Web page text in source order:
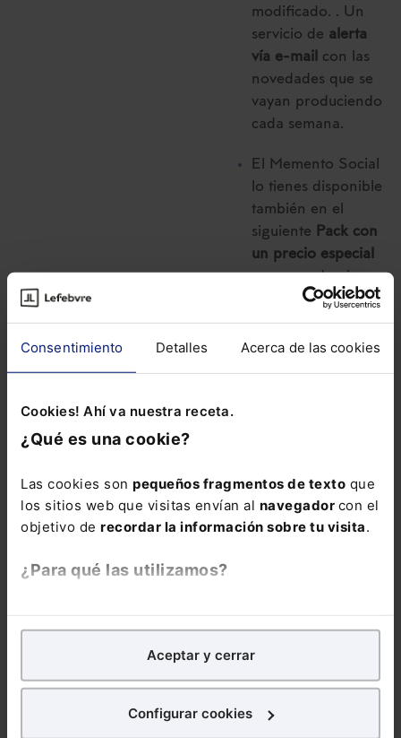
Consentimiento Detalles Acerca de las cookies
Cookies! Ahí va nuestra receta.
¿Qué es una cookie?
Las cookies son pequeños fragmentos de texto que
los sitios web que visitas envían al navegador con el
objetivo de recordar la información sobre tu visita.
¿Para qué las utilizamos?
analíticospara tratar demejorar tu experienciaen
nuestra página web. También con fines publicitarios,
para poder mostrarte publicidad y contenidos de tu
Aceptar y cerrar
Configurar cookies
modificado. . Un
servicio de alerta
vía e-mail con las
novedades que se
vayan produciendo
cada semana.
El Memento Social
lo tienes disponible
también en el
siguiente Pack con
un precio especial
para que domines
todas las
modificaciones en
materia Laboral y
Sociales
COMENTARIOS